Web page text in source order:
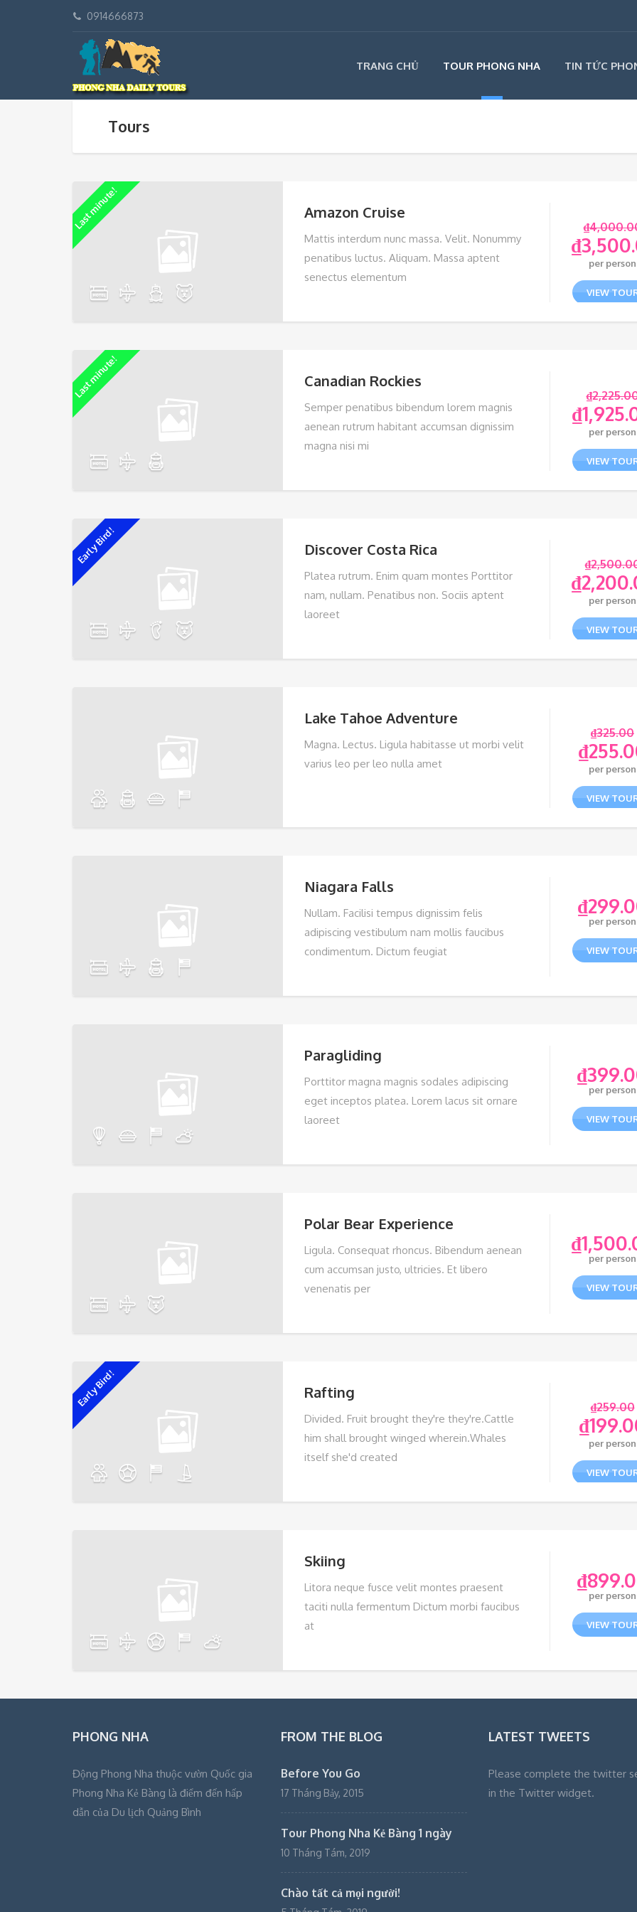
0914666873
TRANG CHỦ TOUR PHONG NHA TIN TỨC
Tours
Last minute! Amazon Cruise
Mattis interdum nunc massa. Velit. Nonummy
penatibus luctus. Aliquam. Massa aptent
senectus elementum
₫
₫
per person
VIEW
Last minute! Canadian Rockies
Semper penatibus bibendum lorem magnis
aenean rutrum habitant accumsan dignissim
magna nisi mi
₫
₫
per person
VIEW
Early Bird! Discover Costa Rica
Platea rutrum. Enim quam montes Porttitor
nam, nullam. Penatibus non. Sociis aptent
laoreet
₫
₫
per person
VIEW
Lake Tahoe Adventure
Magna. Lectus. Ligula habitasse ut morbi velit
varius leo per leo nulla amet
₫325.00
₫
per person
VIEW
Niagara Falls
Nullam. Facilisi tempus dignissim felis
adipiscing vestibulum nam mollis faucibus
condimentum. Dictum feugiat
₫
per person
VIEW
Paragliding
Porttitor magna magnis sodales adipiscing
eget inceptos platea. Lorem lacus sit ornare
laoreet
₫
per person
VIEW
Polar Bear Experience
Ligula. Consequat rhoncus. Bibendum aenean
cum accumsan justo, ultricies. Et libero
venenatis per
₫
per person
VIEW
Early Bird! Rafting
Divided. Fruit brought they're they're.Cattle
him shall brought winged wherein.Whales
itself she'd created
₫259.00
₫
per person
VIEW
Skiing
Litora neque fusce velit montes praesent
taciti nulla fermentum Dictum morbi faucibus
at
₫
per person
VIEW
PHONG NHA
Động Phong Nha thuộc vườn Quốc gia
Phong Nha Kẻ Bàng là điểm đến hấp
dẫn của Du lịch Quảng Bình
FROM THE BLOG
Before You Go
17 Tháng Bảy, 2015
Tour Phong Nha Kẻ Bàng 1 ngày
10 Tháng Tám, 2019
Chào tất cả mọi người!
LATEST TWEETS
Please complete the twitter
in the Twitter widget.